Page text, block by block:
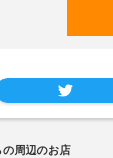
周辺のお店